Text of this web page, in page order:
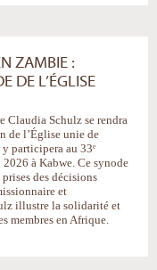
ZAMBIE :
DE L’ÉGLISE
Claudia Schulz se rendra
de l’Église unie de
participera au 33ᵉ
à Kabwe. Ce synode
des décisions
et
illustre la solidarité et
membres en Afrique.